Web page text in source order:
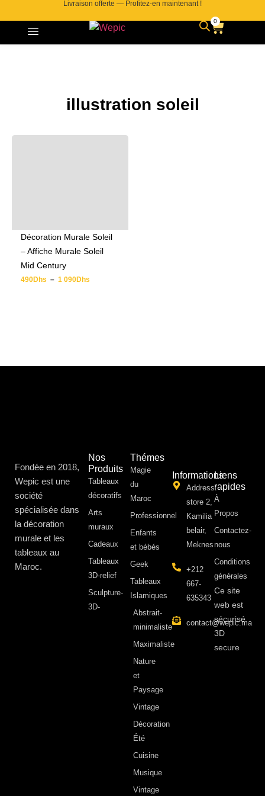
Livraison offerte — Profitez-en maintenant !
0
illustration soleil
Décoration Murale Soleil
– Affiche Murale Soleil
Mid Century
490Dhs – 1 090Dhs
Fondée en 2018,
Wepic est une
société
spécialisée dans
la décoration
murale et les
tableaux au
Maroc.
Nos
Produits
Tableaux
décoratifs
Arts
muraux
Cadeaux
Tableaux
3D-relief
Sculpture-
3D-
Thémes
Magie
du
Maroc
Professionnel
Enfants
et bébés
Geek
Tableaux
Islamiques
Abstrait-
minimaliste
Maximaliste
Nature
et
Paysage
Vintage
Décoration
Été
Cuisine
Musique
Vintage
Informations
Address:
store 2,
Kamilia
belair,
Meknes
+212
667-
635343
contact@wepic.ma
Liens
rapides
À
Propos ​
Contactez-
nous
Conditions
générales
Ce site
web est
sécurisé
3D
secure